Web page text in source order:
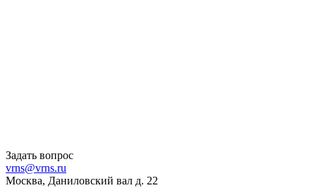
Задать вопрос
vrns@vrns.ru
Москва, Даниловский вал д. 22